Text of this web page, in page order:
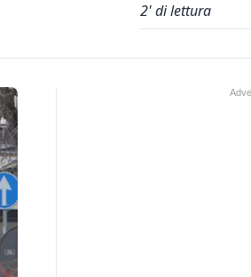
2' di lettura